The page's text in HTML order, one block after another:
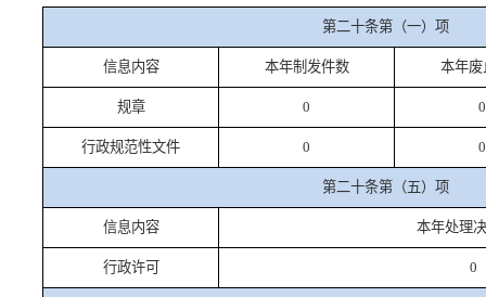
第二十条第（一）项
信息内容 本年制发件数 本年废
规章 0 0
行政规范性文件 0 0
第二十条第（五）项
信息内容 本年处理
行政许可 0